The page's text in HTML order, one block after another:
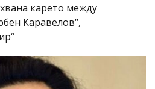
карето между
Каравелов“,